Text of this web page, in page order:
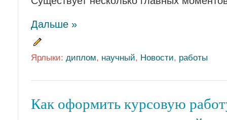
Дальше »
Ярлыки: диплом, научный, Новости, работы
Как оформить курсовую